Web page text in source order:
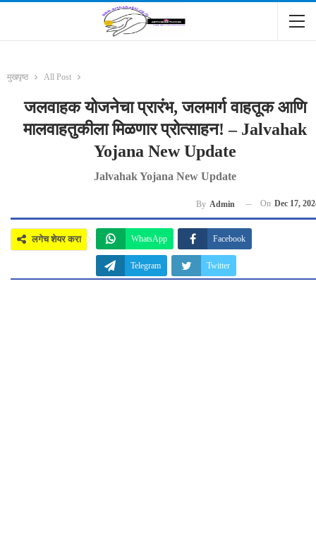
मुखपृष्ठ All Post
जलवाहक योजनेचा प्रारंभ, जलमार्ग वाहतूक आणि
मालवाहतुकीला मिळणार प्रोत्साहन! – Jalvahak
Yojana New Update
Jalvahak Yojana New Update
By Admin On Dec 17,
लगेच शेयर करा WhatsApp Facebook
Telegram Twitter